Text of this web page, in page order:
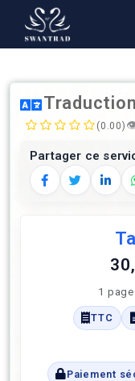
(0.00)
Partager ce
Facebook
Twitter
1
TTC
Paiement